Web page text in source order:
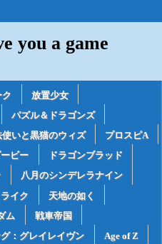
you a game
ク
放置少女
パズル＆ドラゴンズ
使いと黒猫のウィズ
プロスピA
ビー
ドラゴンブラッド
八月のシンデレラナイン
イク
天地の如く
ム
戦車帝国
：グレイレイヴン
Age of Z